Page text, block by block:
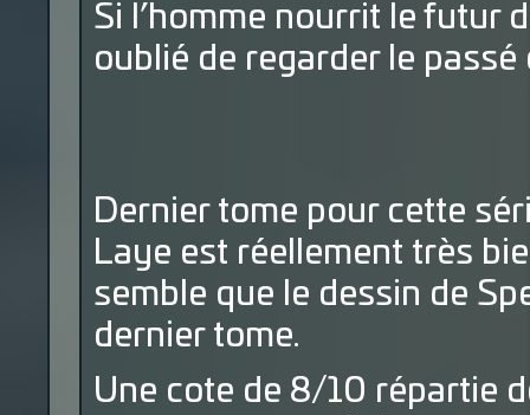
Si l’homme nourrit le futur
oublié de regarder le
Dernier tome pour cette
Laye est réellement très
semble que le dessin de
dernier tome.
Une cote de 8/10 répartie